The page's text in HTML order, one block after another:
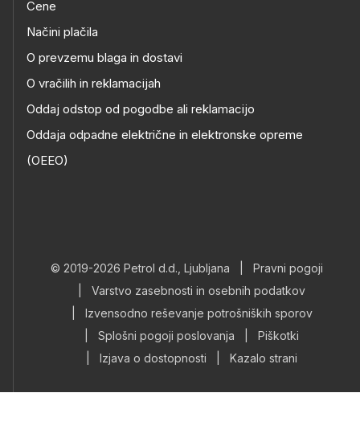
Cene
Načini plačila
O prevzemu blaga in dostavi
O vračilih in reklamacijah
Oddaj odstop od pogodbe ali reklamacijo
Oddaja odpadne električne in elektronske opreme
(OEEO)
© 2019-2026 Petrol d.d., Ljubljana
Pravni pogoji
Varstvo zasebnosti in osebnih podatkov
Izvensodno reševanje potrošniških sporov
Splošni pogoji poslovanja
Piškotki
Izjava o dostopnosti Kazalo strani